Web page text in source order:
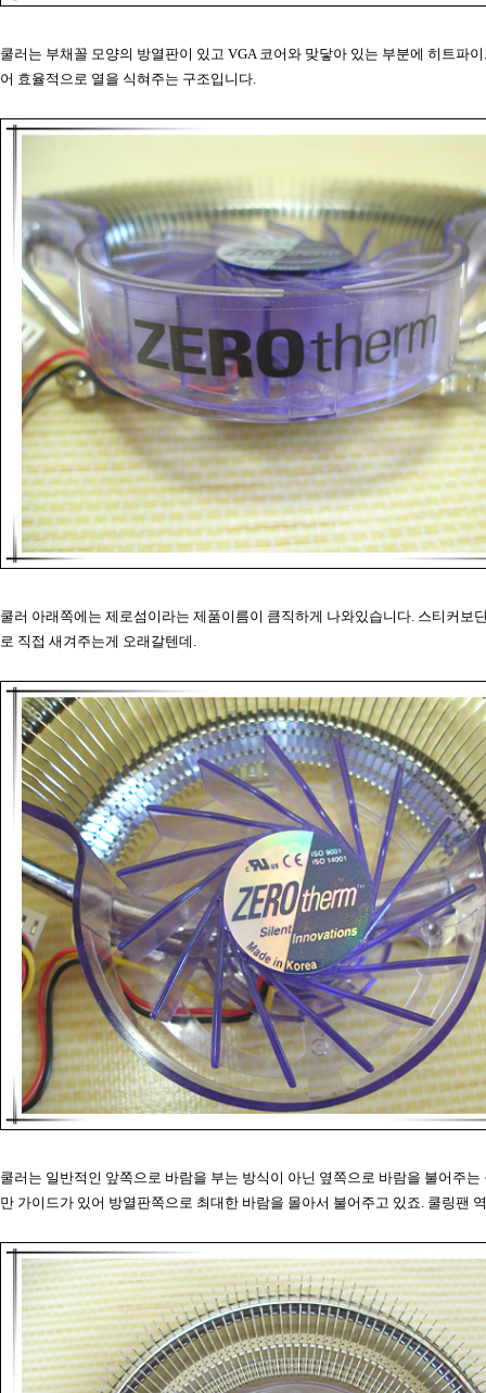
쿨러는 부채꼴 모양의 방열판이 있고 VGA 코어와 맞닿아 있는 부분에 히트파
어 효율적으로 열을 식혀주는 구조입니다.
쿨러 아래쪽에는 제로섬이라는 제품이름이 큼직하게 나와있습니다. 스티커보
로 직접 새겨주는게 오래갈텐데.
쿨러는 일반적인 앞쪽으로 바람을 부는 방식이 아닌 옆쪽으로 바람을 불어주는
만 가이드가 있어 방열판쪽으로 최대한 바람을 몰아서 불어주고 있죠. 쿨링팬